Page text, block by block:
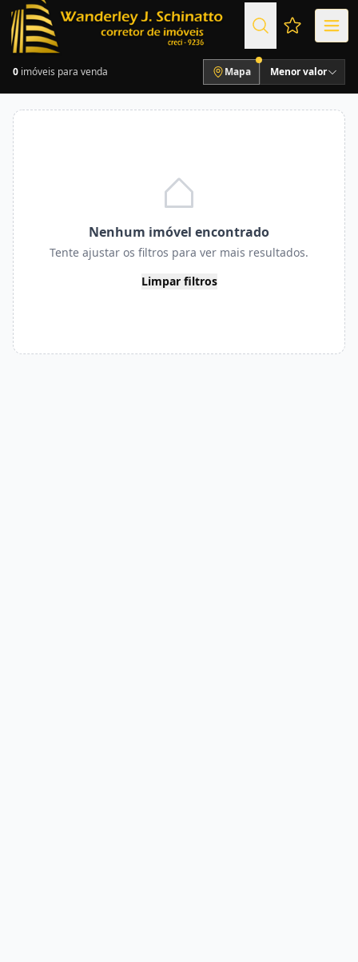
Favoritos
0 imóveis para venda Mapa Menor valor
Nenhum imóvel encontrado
Tente ajustar os filtros para ver mais resultados.
Limpar filtros